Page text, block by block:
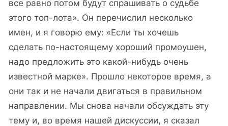
все равно потом будут спрашивать о судьбе
этого топ-лота». Он перечислил несколько
имен, и я говорю ему: «Если ты хочешь
сделать по-настоящему хороший промоушен,
надо предложить это какой-нибудь очень
известной марке». Прошло некоторое время, а
они так и не начали двигаться в правильном
направлении. Мы снова начали обсуждать эту
тему и, во время нашей дискуссии, я сказал